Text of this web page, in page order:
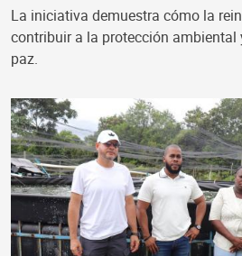
La iniciativa demuestra cómo la
contribuir a la protección ambiental
paz.